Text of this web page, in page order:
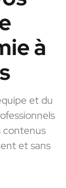
à
et du
contenus
et sans